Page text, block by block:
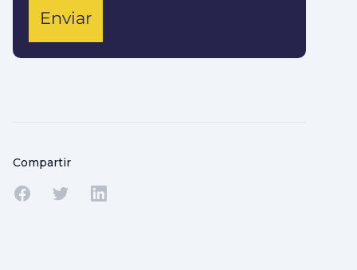
Enviar
Compartir
Compartir en Facebook
Compartir en Twitter
Compartir en Linkedin